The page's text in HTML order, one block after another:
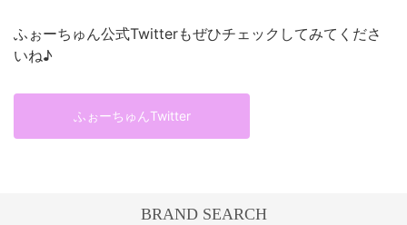
ふぉーちゅん公式Twitterもぜひチェックしてみてくださ
いね♪
ふぉーちゅんTwitter
BRAND SEARCH